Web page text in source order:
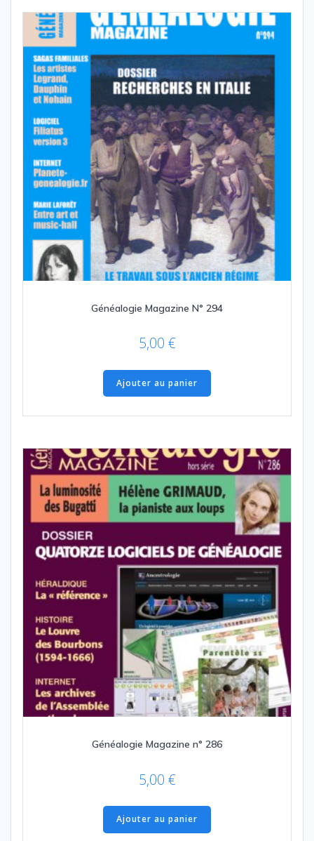
Généalogie Magazine N° 294
5,00 €
Ajouter au panier
Généalogie Magazine n° 286
5,00 €
Ajouter au panier